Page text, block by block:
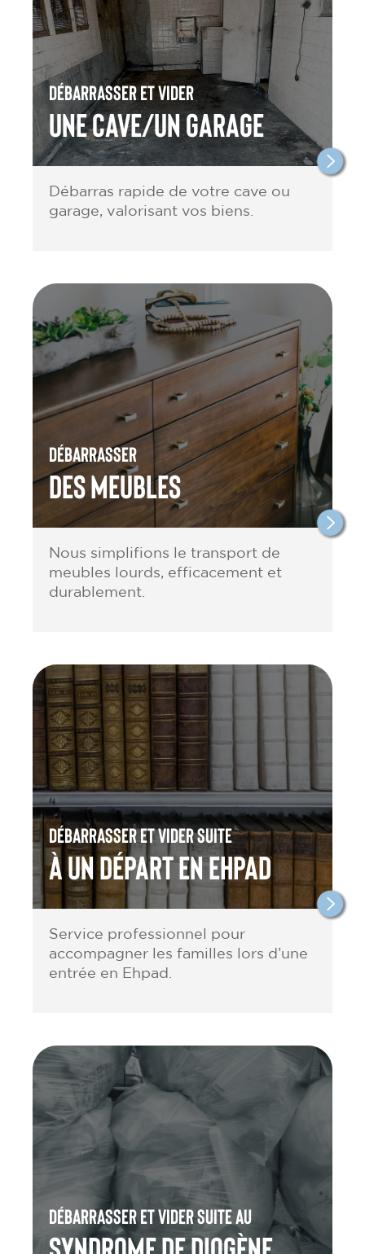
Débarrasser et vider
une cave/un garage
Débarras rapide de votre cave ou
garage, valorisant vos biens.
Débarrasser
des meubles
Nous simplifions le transport de
meubles lourds, efficacement et
durablement.
Débarrasser et vider suite
à un départ en Ehpad
Service professionnel pour
accompagner les familles lors d’une
entrée en Ehpad.
Débarrasser et vider suite au